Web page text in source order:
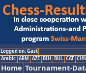
Logged on: Gast
Arabic ARM AZE BIH BUL CAT CHN
Home Tournament-